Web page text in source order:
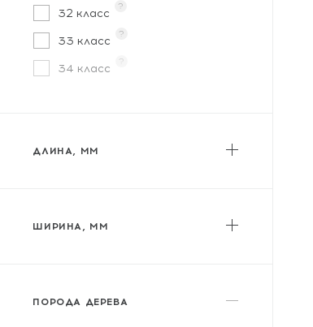
Kastamonu
Kronopol
Kronospan / Ultrafloor
Laminext
MY STEP
32 класс
?
33 класс
?
34 класс
?
ДЛИНА, ММ
ШИРИНА, ММ
ПОРОДА ДЕРЕВА